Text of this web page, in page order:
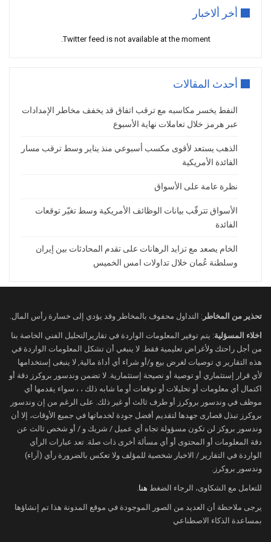
لاين بالرئيس الأميركي دونالد ترامب يوم الأحد
في اسكتلندا، وسط توقعات بالإعلان عن إطار
أولي لاتفاق تجاري, وفي ذات السياق، أظهرت
صناع السياسة في البنك المركزي الأوروبي
أسعار الفائدة
الولايات المتحدة قد تسمح لبعض الشركات،
وعلى رأسها “شيفرون”، باستئناف أنشطة
محدودة في فنزويلا، وهو ما قد يُضيف أكثر من
تطور مرحب به من قبل المصافي الأميركية في
ظل نقص خامات النفط الثقيلة, في المقابل،
أعلنت إيران عن استمرار المحادثات النووية
مع القوى الأوروبية، ما يفتح الباب أمام احتمال
المرحلة المقبلة
و من المنتظر أن تجتمع لجنة المراقبة الوزارية
المشتركة التابعة لأوبك+ يوم الاثنين، وسط
توقعات بأن توصي برفع مستويات الإنتاج
لاستعادة الحصة السوقية، مستفيدة من الطلب
الموسمي المرتفع في فصل الصيف. وقد أكد
أربعة مندوبين من المجموعة أن هذه التوصية
تحظى بدعم داخلي واسع, وفي روسيا، من
المتوقع أن تنخفض صادرات النفط من موانئها
الغربية إلى 1.77 مليون برميل يوميًا في
يوليو، وفقًا لبيانات أولية نقلتها رويترز, أما في
الولايات المتحدة، فقد أظهرت بيانات بيكر هيوز
استمرار تراجع عدد حفارات النفط والغاز
أخر ألاخبار
Twitter feed is not available at the moment.
أحدث المقالات
النفط يخسر مكاسبه مع ترقب اتفاق قد يخفف مخاطر الإمدادات
عبر هرمز خلال تعاملات نهاية الأسبوع
الذهب يستعد لأقوى مكسب أسبوعي منذ يناير وسط ترقب مسار
الفائدة الأمريكية
نظرة عامة على الأسواق
الأسواق تترقّب بيانات الوظائف الأمريكية وسط تغيّر توقعات
الفائدة
الخام يصعد مع تزايد الرهانات على تقدم المحادثات بين إيران
وسلطنة عُمان خلال تداولات امس الخميس
تحذير من المخاطر : التداول محفوف بالمخاطر وقد يؤدي إلى خسارة رأس المال.
اخلاء المسؤلية: يتم توفير المعلومات الواردة في تقاريرالتحليل الفني الخاصة بنا
من أجل راحتك ولأغراض تعليمية فقط. لا ينبغي أن تشكل المعلومات الواردة في
هذه التقارير ي توصيات لغرض بيع و/أو شراء أي أداة مالية, لا ينبغى إستخدامها
لأي قرار إستثماري أو توصية أو نصيحة إستثمارية. لا تضمن وندسور بروكرز دقة أو
اكتمال أي معلومات أو تحليلات أو توقعات أو ما شابه ذلك ، ، سواء يقدمها أي
موظف في وندسور بروكرز أو طرف ثالث أو غير ذلك. على الرغم من إن وندسور
بروكرز تبذل قصارى جهدها لتقديم أفضل جودة لخدماتها في جميع الأوقات، إلا أن
وندسور بروكز لن تكون مسؤولة تجاه أي عميل / شريك و / أو شخص ثالث عن
دقة المعلومات أو المحتوى أو أي مسألة أخرى ذات صلة. تعد عبارات الرأي
الواردة في التقارير / الاخبار شخصية للمؤلف ولا تعكس بالضرورة رأي (آراء)
وندسور بروكرز.
للتعامل مع الشكاوى، الرجاء الضغط هنا
يرجى ملاحظة أن العديد من الصور الموجودة في موقع المدونة هذا تم إنشاؤها
بمساعدة الذكاء الاصطناعي